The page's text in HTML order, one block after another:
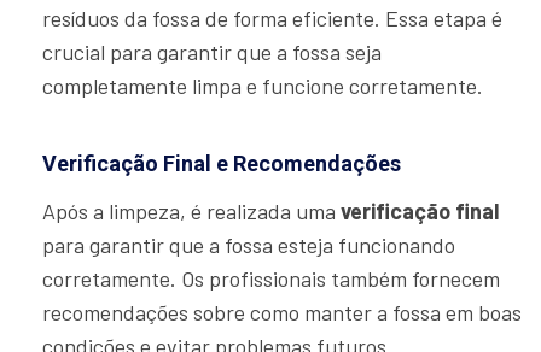
resíduos da fossa de forma eficiente. Essa etapa é
crucial para garantir que a fossa seja
completamente limpa e funcione corretamente.
Verificação Final e Recomendações
Após a limpeza, é realizada uma verificação final
para garantir que a fossa esteja funcionando
corretamente. Os profissionais também fornecem
recomendações sobre como manter a fossa em boas
condições e evitar problemas futuros.